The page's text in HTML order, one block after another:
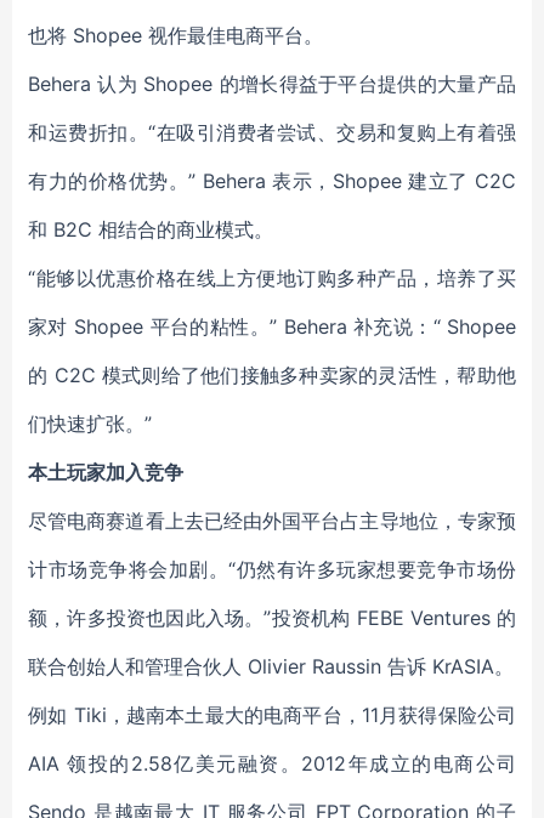
也将 Shopee 视作最佳电商平台。
Behera 认为 Shopee 的增长得益于平台提供的大量产品
和运费折扣。“在吸引消费者尝试、交易和复购上有着强
有力的价格优势。” Behera 表示，Shopee 建立了 C2C
和 B2C 相结合的商业模式。
“能够以优惠价格在线上方便地订购多种产品，培养了买
家对 Shopee 平台的粘性。” Behera 补充说：“ Shopee
的 C2C 模式则给了他们接触多种卖家的灵活性，帮助他
们快速扩张。”
本土玩家加入竞争
尽管电商赛道看上去已经由外国平台占主导地位，专家预
计市场竞争将会加剧。“仍然有许多玩家想要竞争市场份
额，许多投资也因此入场。”投资机构 FEBE Ventures 的
联合创始人和管理合伙人 Olivier Raussin 告诉 KrASIA。
例如 Tiki，越南本土最大的电商平台，11月获得保险公司
AIA 领投的2.58亿美元融资。2012年成立的电商公司
Sendo 是越南最大 IT 服务公司 FPT Corporation 的子